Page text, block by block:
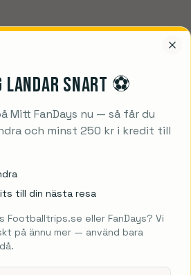
Motor
Utforska mer:
Newcastle United På St. James’
landar snart ⚽️
Mitt FanDays nu — så får du
och minst 250 kr i kredit till
till din nästa resa
Footballtrips.se eller FanDays? Vi
på ännu mer — använd bara